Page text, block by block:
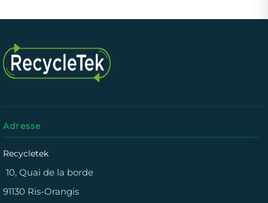
Adresse
Recycletek
10, Quai de la borde
91130 Ris-Orangis